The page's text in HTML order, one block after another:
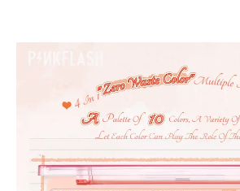
multiface